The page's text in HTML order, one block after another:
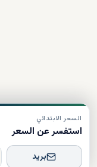
السعر الابتدائي
استفسر عن السعر
بريد